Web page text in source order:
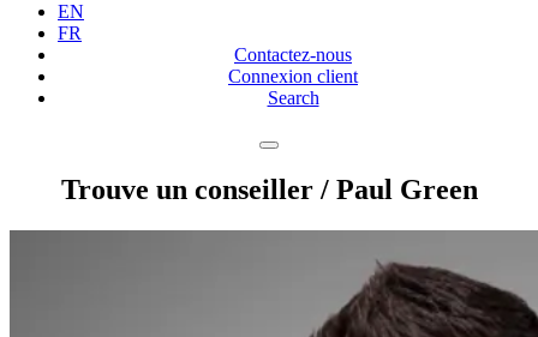
EN
FR
Contactez-nous
Connexion client
Search
Trouve un conseiller / Paul Green